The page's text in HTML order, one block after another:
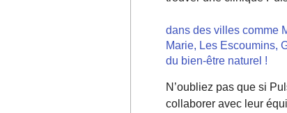
dans des villes comme
Marie, Les Escoumins,
du bien-être naturel !
N’oubliez pas que si
collaborer avec leur